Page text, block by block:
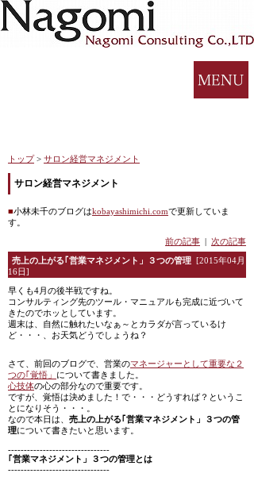
トップ > サロン経営マネジメント
サロン経営マネジメント
■小林未千のブログはkobayashimichi.comで更新していま
す。
前の記事 次の記事
売上の上がる｢営業マネジメント」３つの管理
[2015年04月
16日]
早くも4月の後半戦ですね。
コンサルティング先のツール・マニュアルも完成に近づいて
きたのでホッとしています。
週末は、自然に触れたいなぁ～とカラダが言っているけ
ど・・・、お天気どうでしょうね？
さて、前回のブログで、営業のマネージャーとして重要な２
つの｢覚悟」 について書きました。
心技体の心の部分なので重要です。
ですが、覚悟は決めました！で・・・どうすれば？というこ
とになりそう・・・。
なので本日は、 売上の上がる｢営業マネジメント」３つの管
理について書きたいと思います。
--------------------------------
｢営業マネジメント」３つの管理とは
--------------------------------